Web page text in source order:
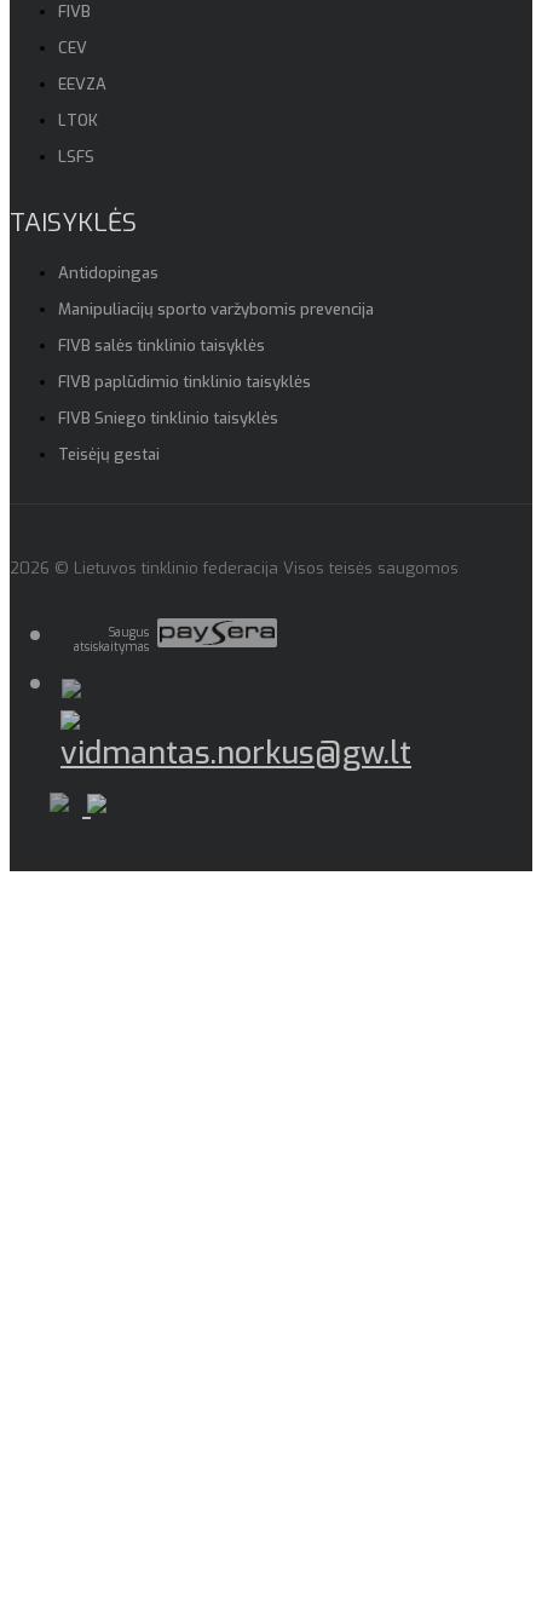
FIVB
CEV
EEVZA
LTOK
LSFS
TAISYKLĖS
Antidopingas
Manipuliacijų sporto varžybomis prevencija
FIVB salės tinklinio taisyklės
FIVB paplūdimio tinklinio taisyklės
FIVB Sniego tinklinio taisyklės
Teisėjų gestai
2026 © Lietuvos tinklinio federacija Visos teisės saugomos
Saugus
atsiskaitymas